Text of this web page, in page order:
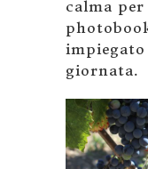
calma
impiegato
giornata.